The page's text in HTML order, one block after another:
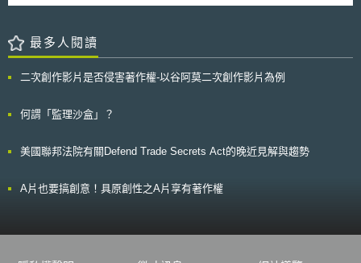
高現有PFI契約的價值。 PFI起源於英國，此模式受不少國家效尤。而
國政府未來是否會再規劃新的採購模式或公私協力措施以建設公共服務設
施，相信將受到各國的關注。
已預定將於10月份召開。
最多人閱讀
二次創作影片是否侵害著作權-以谷阿莫二次創作影片為例
何謂「監理沙盒」？
美國聯邦法院有關Defend Trade Secrets Act的晚近見解與趨勢
A片也要搞創意！具原創性之A片享有著作權